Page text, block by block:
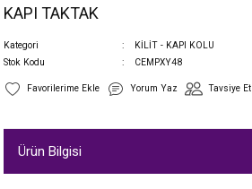
KAPI TAKTAK
Kategori
KİLİT - KAPI KOLU
Stok Kodu
CEMPXY48
Yorum Yaz Tavsiye Et
Ürün Bilgisi